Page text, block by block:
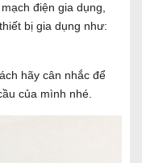
điện gia dụng,
bị gia dụng như:
hãy cân nhắc để
của mình nhé.